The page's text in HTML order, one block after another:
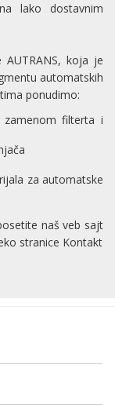
lako dostavnim
koja je
automatskih
ponudimo:
zamenom filterta i
za automatske
naš veb sajt
stranice Kontakt